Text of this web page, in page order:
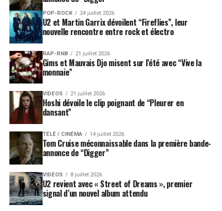
POP-ROCK 24 juillet 2026
U2 et Martin Garrix dévoilent “Fireflies”, leur
nouvelle rencontre entre rock et électro
RAP-RNB 21 juillet 2026
Gims et Mauvais Djo misent sur l’été avec “Vive la
monnaie”
VIDEOS 21 juillet 2026
Hoshi dévoile le clip poignant de “Pleurer en
dansant”
TÉLÉ / CINÉMA 14 juillet 2026
Tom Cruise méconnaissable dans la première bande-
annonce de “Digger”
VIDEOS 8 juillet 2026
U2 revient avec « Street of Dreams », premier
signal d’un nouvel album attendu